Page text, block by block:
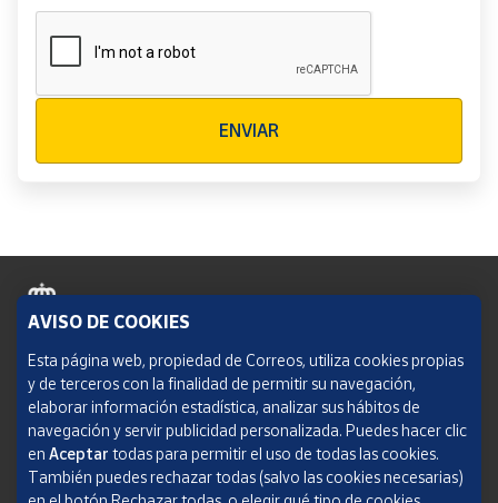
ENVIAR
Política de cookies
Aviso legal
Condiciones del servicio
Política de Privacidad Web
AVISO DE COOKIES
Esta página web, propiedad de Correos, utiliza cookies propias
y de terceros con la finalidad de permitir su navegación,
elaborar información estadística, analizar sus hábitos de
navegación y servir publicidad personalizada. Puedes hacer clic
en Aceptar todas para permitir el uso de todas las cookies.
También puedes rechazar todas (salvo las cookies necesarias)